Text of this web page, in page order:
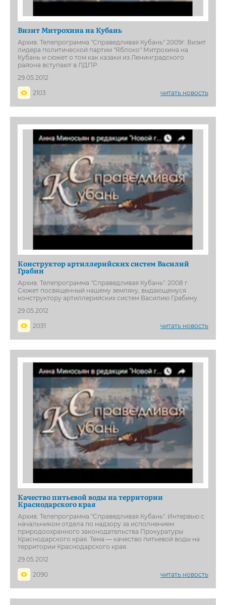
Визит Митрохина на Кубань
Архив. Телепрограмма "Справедливая Кубань" 2009г. Визит
лидера политической партии "Яблоко" Митрохина на
Кубань и сюжет о том как казаки из Ленинградского
района вступают в ЛДПР.
29.05.2012
2103
читать новость
Конструктор артиллерийских систем Василий
Грабин
Архив. Телепрограмма "Справедливая Кубань". 2008 г.
Сюжет посвященный нашему земляку, выдающемуся
конструктору артиллерийских систем Василию Грабину.
29.05.2012
2031
читать новость
Качество питьевой воды на территории
Краснодарского края
Архив. Телепрограмма "Справедливая Кубань". Интервью с
начальником отдела по надзору за исполнением
природоохранного законодательства Прокуратуры
Краснодарского края. Тема — качество питьевой воды на
территории Краснодарского края.
29.05.2012
2090
читать новость